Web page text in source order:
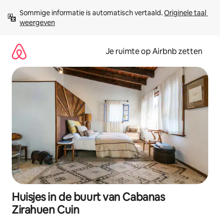
direct
naar
Sommige informatie is automatisch vertaald. Originele taal
weergeven
Je ruimte op Airbnb zetten
Huisjes in de buurt van Cabanas
Zirahuen Cuin